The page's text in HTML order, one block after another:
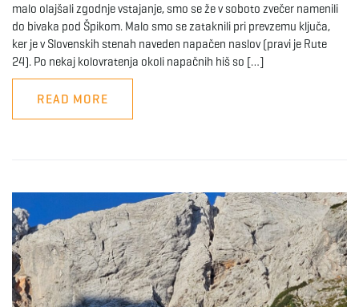
i
g
malo olajšali zgodnje vstajanje, smo se že v soboto zvečer namenili
do bivaka pod Špikom. Malo smo se zataknili pri prevzemu ključa,
ker je v Slovenskih stenah naveden napačen naslov (pravi je Rute
24). Po nekaj kolovratenja okoli napačnih hiš so […]
READ MORE